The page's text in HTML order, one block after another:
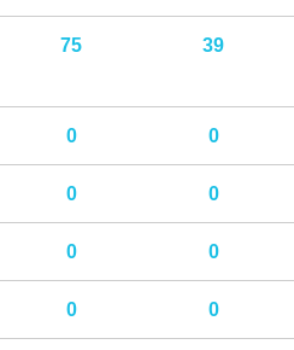
75 39
0 0
0 0
0 0
0 0